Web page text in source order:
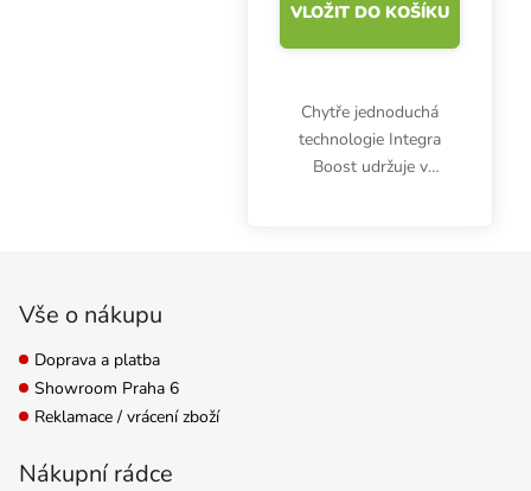
VLOŽIT DO KOŠÍKU
Chytře jednoduchá
technologie Integra
Boost udržuje v
Vše o nákupu
Doprava a platba
Showroom Praha 6
Reklamace / vrácení zboží
Nákupní rádce